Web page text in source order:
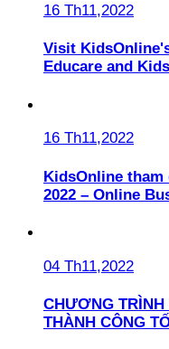
16 Th11,2022
Visit
Educare and
16 Th11,2022
KidsOnline
2022 – Online
04 Th11,2022
CHƯƠNG
THÀNH CÔNG